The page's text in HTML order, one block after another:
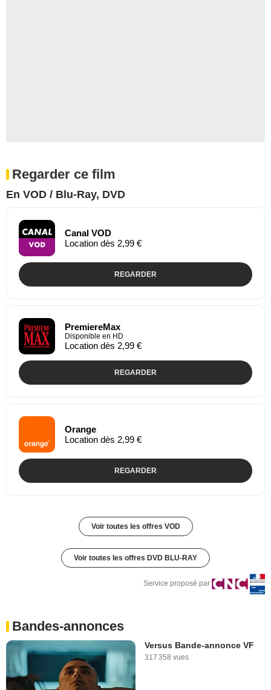
Regarder ce film
En VOD / Blu-Ray, DVD
Canal VOD
Location dès 2,99 €
REGARDER
PremiereMax
Disponible en HD
Location dès 2,99 €
REGARDER
Orange
Location dès 2,99 €
REGARDER
Voir toutes les offres VOD
Voir toutes les offres DVD BLU-RAY
Service proposé par
Bandes-annonces
Versus Bande-annonce VF
317 358 vues